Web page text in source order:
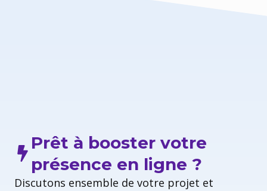
Prêt à booster votre
présence en ligne ?
Discutons ensemble de votre projet et